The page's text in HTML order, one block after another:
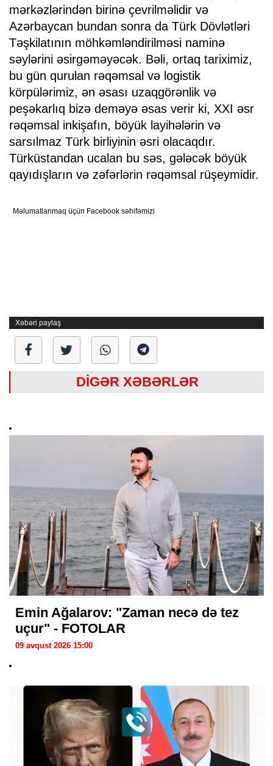
mərkəzlərindən birinə çevrilməlidir və
Azərbaycan bundan sonra da Türk Dövlətləri
Təşkilatının möhkəmləndirilməsi naminə
səylərini əsirgəməyəcək. Bəli, ortaq tariximiz,
bu gün qurulan rəqəmsal və logistik
körpülərimiz, ən əsası uzaqgörənlik və
peşəkarlıq bizə deməyə əsas verir ki, XXI əsr
rəqəmsal inkişafın, böyük layihələrin və
sarsılmaz Türk birliyinin əsri olacaqdır.
Türküstandan ucalan bu səs, gələcək böyük
qayıdışların və zəfərlərin rəqəmsal rüşeymidir.
Məlumatlanmaq üçün Facebook səhifəmizi
Xəbəri paylaş
DİGƏR XƏBƏRLƏR
Emin Ağalarov: "Zaman necə də tez
uçur" - FOTOLAR
09 avqust 2026 15:00